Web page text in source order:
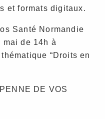
et formats digitaux.
Santé Normandie
de 14h à
“Droits en
DE VOS